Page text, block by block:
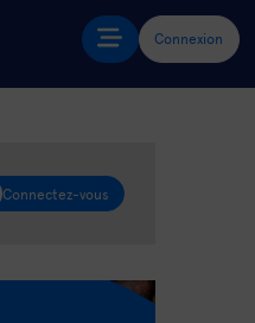
Connexion
Connectez-vous